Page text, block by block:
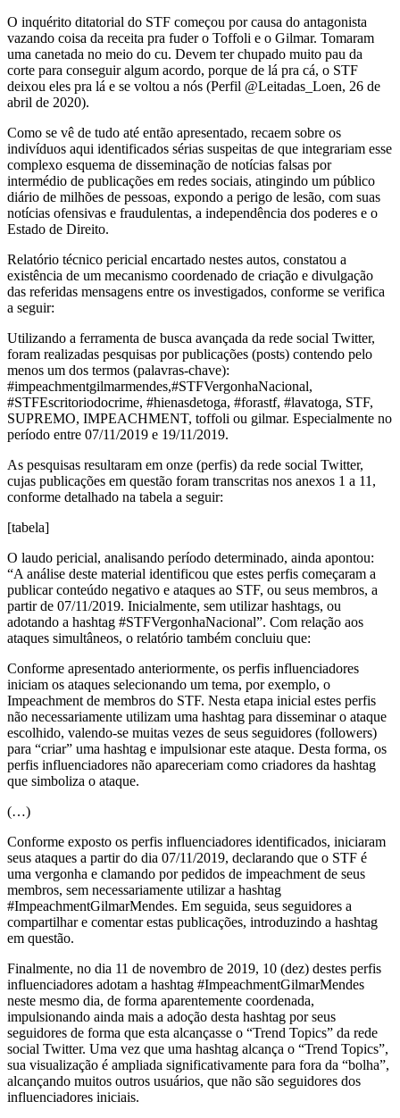
O inquérito ditatorial do STF começou por causa do antagonista
vazando coisa da receita pra fuder o Toffoli e o Gilmar. Tomaram
uma canetada no meio do cu. Devem ter chupado muito pau da
corte para conseguir algum acordo, porque de lá pra cá, o STF
deixou eles pra lá e se voltou a nós (Perfil @Leitadas_Loen, 26 de
abril de 2020).
Como se vê de tudo até então apresentado, recaem sobre os
indivíduos aqui identificados sérias suspeitas de que integrariam esse
complexo esquema de disseminação de notícias falsas por
intermédio de publicações em redes sociais, atingindo um público
diário de milhões de pessoas, expondo a perigo de lesão, com suas
notícias ofensivas e fraudulentas, a independência dos poderes e o
Estado de Direito.
Relatório técnico pericial encartado nestes autos, constatou a
existência de um mecanismo coordenado de criação e divulgação
das referidas mensagens entre os investigados, conforme se verifica
a seguir:
Utilizando a ferramenta de busca avançada da rede social Twitter,
foram realizadas pesquisas por publicações (posts) contendo pelo
menos um dos termos (palavras-chave):
#impeachmentgilmarmendes,#STFVergonhaNacional,
#STFEscritoriodocrime, #hienasdetoga, #forastf, #lavatoga, STF,
SUPREMO, IMPEACHMENT, toffoli ou gilmar. Especialmente no
período entre 07/11/2019 e 19/11/2019.
As pesquisas resultaram em onze (perfis) da rede social Twitter,
cujas publicações em questão foram transcritas nos anexos 1 a 11,
conforme detalhado na tabela a seguir:
[tabela]
O laudo pericial, analisando período determinado, ainda apontou:
“A análise deste material identificou que estes perfis começaram a
publicar conteúdo negativo e ataques ao STF, ou seus membros, a
partir de 07/11/2019. Inicialmente, sem utilizar hashtags, ou
adotando a hashtag #STFVergonhaNacional”. Com relação aos
ataques simultâneos, o relatório também concluiu que:
Conforme apresentado anteriormente, os perfis influenciadores
iniciam os ataques selecionando um tema, por exemplo, o
Impeachment de membros do STF. Nesta etapa inicial estes perfis
não necessariamente utilizam uma hashtag para disseminar o ataque
escolhido, valendo-se muitas vezes de seus seguidores (followers)
para “criar” uma hashtag e impulsionar este ataque. Desta forma, os
perfis influenciadores não apareceriam como criadores da hashtag
que simboliza o ataque.
(…)
Conforme exposto os perfis influenciadores identificados, iniciaram
seus ataques a partir do dia 07/11/2019, declarando que o STF é
uma vergonha e clamando por pedidos de impeachment de seus
membros, sem necessariamente utilizar a hashtag
#ImpeachmentGilmarMendes. Em seguida, seus seguidores a
compartilhar e comentar estas publicações, introduzindo a hashtag
em questão.
Finalmente, no dia 11 de novembro de 2019, 10 (dez) destes perfis
influenciadores adotam a hashtag #ImpeachmentGilmarMendes
neste mesmo dia, de forma aparentemente coordenada,
impulsionando ainda mais a adoção desta hashtag por seus
seguidores de forma que esta alcançasse o “Trend Topics” da rede
social Twitter. Uma vez que uma hashtag alcança o “Trend Topics”,
sua visualização é ampliada significativamente para fora da “bolha”,
alcançando muitos outros usuários, que não são seguidores dos
influenciadores iniciais.